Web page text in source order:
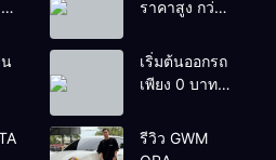
ราคาสูง กว่า
ติดไฟแนนซ์ก็
รับซื้อ
เริ่มต้นออกรถ
เพียง 0 บาท
รีวิว GWM